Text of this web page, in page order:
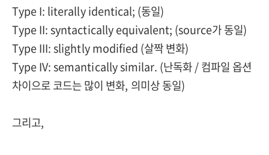
Type I: literally identical; (동일)
Type II: syntactically equivalent; (source가 동일)
Type III: slightly modified (살짝 변화)
Type IV: semantically similar. (난독화 / 컴파일 옵션
차이으로 코드는 많이 변화, 의미상 동일)
그리고,